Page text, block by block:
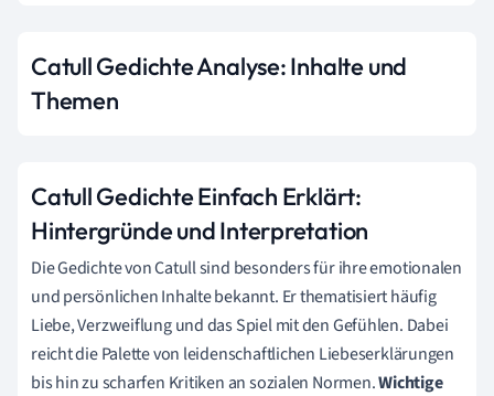
Catull Gedichte Analyse: Inhalte und
Themen
Catull Gedichte Einfach Erklärt:
Hintergründe und Interpretation
Die Gedichte von Catull sind besonders für ihre emotionalen
und persönlichen Inhalte bekannt. Er thematisiert häufig
Liebe, Verzweiflung und das Spiel mit den Gefühlen. Dabei
reicht die Palette von leidenschaftlichen Liebeserklärungen
bis hin zu scharfen Kritiken an sozialen Normen.Wichtige